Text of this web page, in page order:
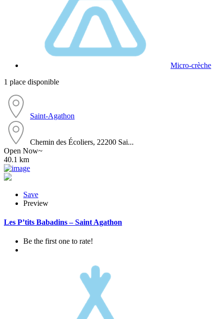
Micro-crèche
1 place disponible
Saint-Agathon
Chemin des Écoliers, 22200 Sai...
Open Now~
40.1 km
Save
Preview
Les P’tits Babadins – Saint Agathon
Be the first one to rate!